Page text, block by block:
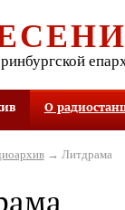
О
→ Литдрама